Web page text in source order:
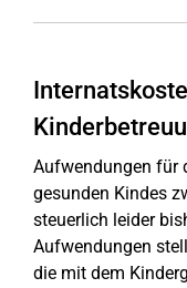
Aufwendungen für
gesunden Kindes
steuerlich leider
Aufwendungen
die mit dem